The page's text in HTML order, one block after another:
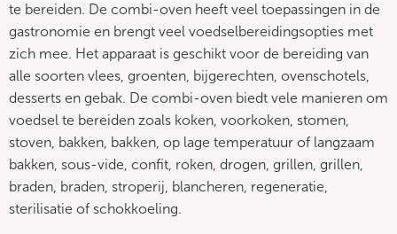
te bereiden. De combi-oven heeft veel toepassingen in de
gastronomie en brengt veel voedselbereidingsopties met
zich mee. Het apparaat is geschikt voor de bereiding van
alle soorten vlees, groenten, bijgerechten, ovenschotels,
desserts en gebak. De combi-oven biedt vele manieren om
voedsel te bereiden zoals koken, voorkoken, stomen,
stoven, bakken, bakken, op lage temperatuur of langzaam
bakken, sous-vide, confit, roken, drogen, grillen, grillen,
braden, braden, stroperij, blancheren, regeneratie,
sterilisatie of schokkoeling.